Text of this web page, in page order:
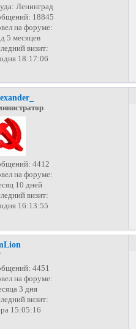
Ленинград
18845
на форуме:
5 месяцев
визит:
18:17:06
4412
на форуме:
10 дней
визит:
16:13:55
4451
на форуме:
3 дня
визит:
15:05:16